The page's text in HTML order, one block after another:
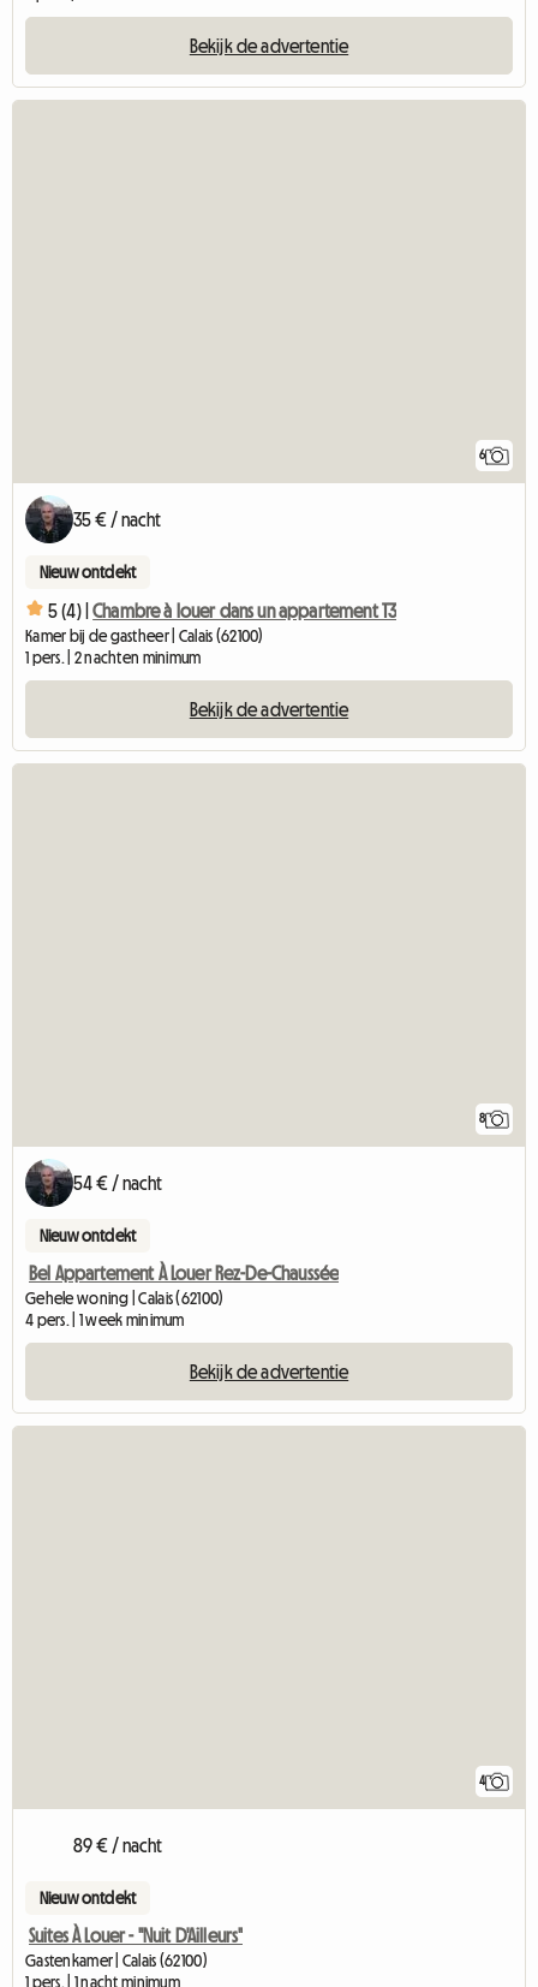
Bekijk de advertentie
6
35 € / nacht
Nieuw ontdekt
5 (4) | Chambre à louer dans un appartement T3
Kamer bij de gastheer | Calais (62100)
1 pers. | 2 nachten minimum
Bekijk de advertentie
8
54 € / nacht
Nieuw ontdekt
Bel Appartement À Louer Rez-De-Chaussée
Gehele woning | Calais (62100)
4 pers. | 1 week minimum
Bekijk de advertentie
4
89 € / nacht
Nieuw ontdekt
Suites À Louer - "Nuit D'Ailleurs"
Gastenkamer | Calais (62100)
1 pers. | 1 nacht minimum